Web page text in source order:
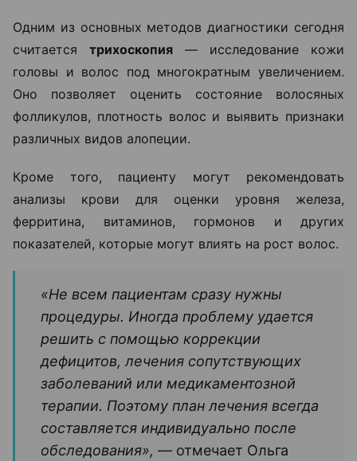
Одним из основных методов диагностики сегодня
считается трихоскопия — исследование кожи
головы и волос под многократным увеличением.
Оно позволяет оценить состояние волосяных
фолликулов, плотность волос и выявить признаки
различных видов алопеции.
Кроме того, пациенту могут рекомендовать
анализы крови для оценки уровня железа,
ферритина, витаминов, гормонов и других
показателей, которые могут влиять на рост волос.
«Не всем пациентам сразу нужны
процедуры. Иногда проблему удается
решить с помощью коррекции
дефицитов, лечения сопутствующих
заболеваний или медикаментозной
терапии. Поэтому план лечения всегда
составляется индивидуально после
обследования», — отмечает Ольга